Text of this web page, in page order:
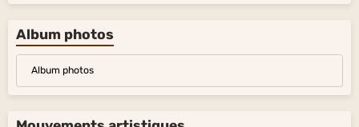
Album photos
Album photos